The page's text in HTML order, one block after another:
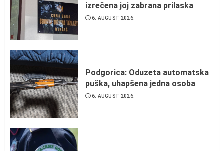
izrečena joj zabrana prilaska
6. AUGUST 2026.
Podgorica: Oduzeta automatska
puška, uhapšena jedna osoba
6. AUGUST 2026.